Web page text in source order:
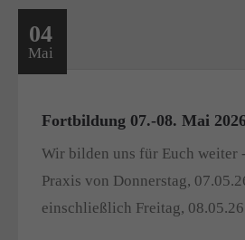
04
Mai
Fortbildung 07.-08. Mai
Wir bilden uns für Euch weiter
Praxis von Donnerstag,
einschließlich Freitag,